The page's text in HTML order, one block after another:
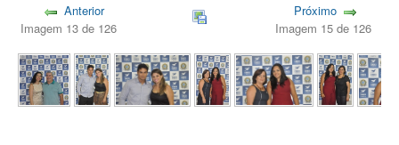
Anterior
Imagem 13 de 126
Próximo
Imagem 15 de 126